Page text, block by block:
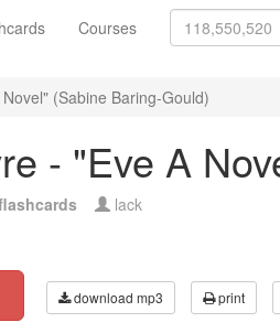
Courses
(Sabine Baring-Gould)
- "Eve A
lack
download mp3 print